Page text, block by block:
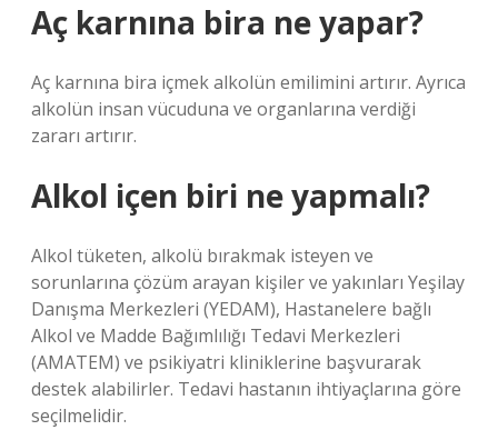
Aç karnına bira ne yapar?
Aç karnına bira içmek alkolün emilimini artırır. Ayrıca
alkolün insan vücuduna ve organlarına verdiği
zararı artırır.
Alkol içen biri ne yapmalı?
Alkol tüketen, alkolü bırakmak isteyen ve
sorunlarına çözüm arayan kişiler ve yakınları Yeşilay
Danışma Merkezleri (YEDAM), Hastanelere bağlı
Alkol ve Madde Bağımlılığı Tedavi Merkezleri
(AMATEM) ve psikiyatri kliniklerine başvurarak
destek alabilirler. Tedavi hastanın ihtiyaçlarına göre
seçilmelidir.